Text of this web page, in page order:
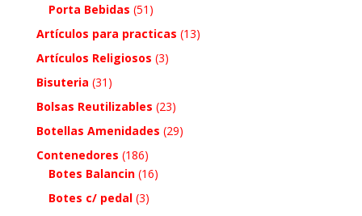
Porta Bebidas (51)
Artículos para practicas (13)
Artículos Religiosos (3)
Bisuteria (31)
Bolsas Reutilizables (23)
Botellas Amenidades (29)
Contenedores (186)
Botes Balancin (16)
Botes c/ pedal (3)